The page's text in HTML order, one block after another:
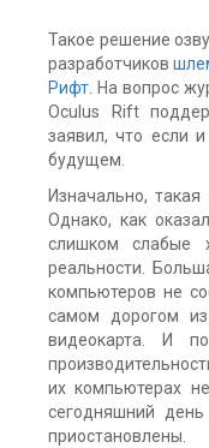
Такое решение
разработчиков
Рифт . На вопрос
Oculus Rift
заявил, что если
будущем.
Изначально,
Однако, как
слишком слабые
реальности.
компьютеров не
самом дорогом
видеокарта. И
их компьютерах
сегодняшний
приостановлены.